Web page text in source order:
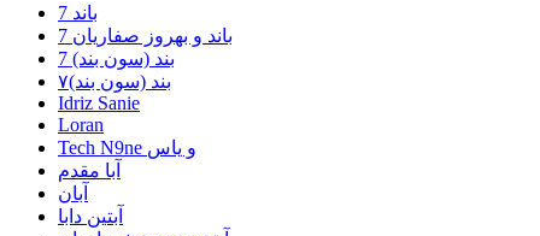
7 باند
7 باند و بهروز صفاریان
7 بند (سون بند)
۷بند (سون بند)
Idriz Sanie
Loran
Tech N9ne و یاس
آبا مقدم
آبان
آبتین دابا